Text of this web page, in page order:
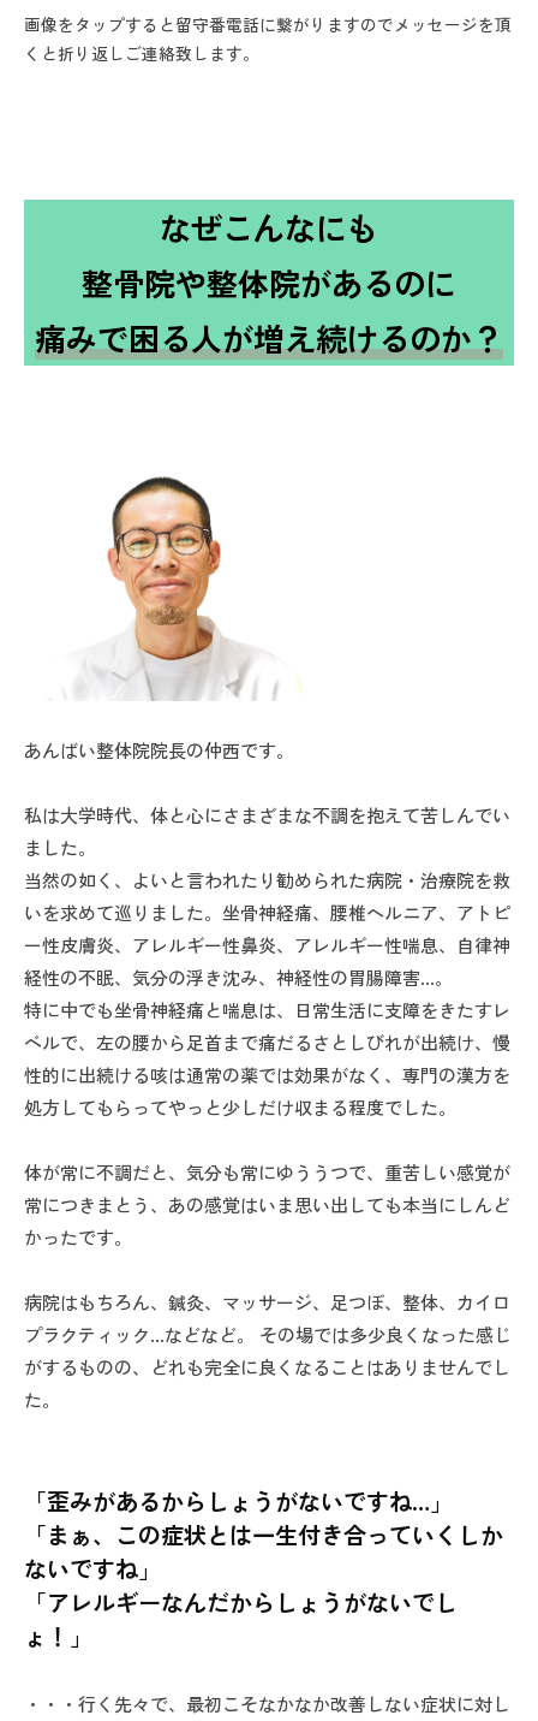
画像をタップすると留守番電話に繋がりますのでメッセージを頂
くと折り返しご連絡致します。
なぜこんなにも
整骨院や整体院があるのに
痛みで困る人が増え続けるのか？
あんばい整体院院長の仲西です。
私は大学時代、体と心にさまざまな不調を抱えて苦しんでい
ました。
当然の如く、よいと言われたり勧められた病院・治療院を救
いを求めて巡りました。坐骨神経痛、腰椎ヘルニア、アトピ
ー性皮膚炎、アレルギー性鼻炎、アレルギー性喘息、自律神
経性の不眠、気分の浮き沈み、神経性の胃腸障害…。
特に中でも坐骨神経痛と喘息は、日常生活に支障をきたすレ
ベルで、左の腰から足首まで痛だるさとしびれが出続け、慢
性的に出続ける咳は通常の薬では効果がなく、専門の漢方を
処方してもらってやっと少しだけ収まる程度でした。
体が常に不調だと、気分も常にゆううつで、重苦しい感覚が
常につきまとう、あの感覚はいま思い出しても本当にしんど
かったです。
病院はもちろん、鍼灸、マッサージ、足つぼ、整体、カイロ
プラクティック…などなど。 その場では多少良くなった感じ
がするものの、どれも完全に良くなることはありませんでし
た。
「歪みがあるからしょうがないですね…」
「まぁ、この症状とは一生付き合っていくしか
ないですね」
「アレルギーなんだからしょうがないでし
ょ！」
・・・行く先々で、最初こそなかなか改善しない症状に対し